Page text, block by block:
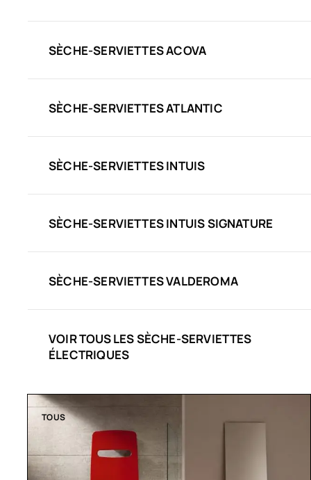
SÈCHE-SERVIETTES ACOVA
SÈCHE-SERVIETTES ATLANTIC
SÈCHE-SERVIETTES INTUIS
SÈCHE-SERVIETTES INTUIS SIGNATURE
SÈCHE-SERVIETTES VALDEROMA
VOIR TOUS LES SÈCHE-SERVIETTES
ÉLECTRIQUES
TOUS